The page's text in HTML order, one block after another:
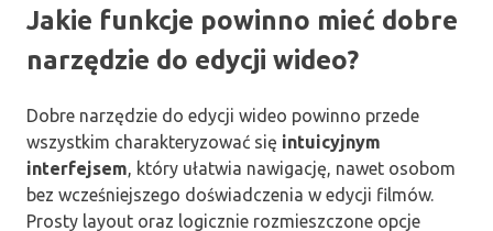
Jakie funkcje powinno mieć dobre
narzędzie do edycji wideo?
Dobre narzędzie do edycji wideo powinno przede
wszystkim charakteryzować się intuicyjnym
interfejsem , który ułatwia nawigację, nawet osobom
bez wcześniejszego doświadczenia w edycji filmów.
Prosty layout oraz logicznie rozmieszczone opcje